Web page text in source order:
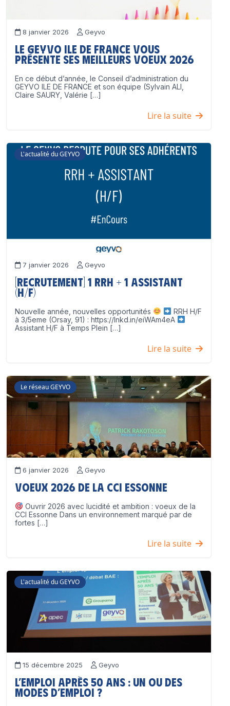
8 janvier 2026 Geyvo
Le GEYVO Ile de France vous
présente ses meilleurs voeux 2026
En ce début d’année, le Conseil d’administration du
GEYVO ILE DE FRANCE et son équipe (Sylvain ALI,
Claire SAURY, Valérie […]
Lire la suite
L'actualité du GEYVO
7 janvier 2026 Geyvo
[Recrutement] 1 RRH + 1 Assistant
(H/F)
Nouvelle année, nouvelles opportunités
RRH H/F
à 3/5eme (Orsay, 91) : https://lnkd.in/eiWAm4eA
Assistant H/F à Temps Plein […]
Lire la suite
Le réseau GEYVO
6 janvier 2026 Geyvo
Voeux 2026 de la CCI Essonne
Ouvrir 2026 avec lucidité et ambition : voeux de la
CCI Essonne Dans un environnement marqué par de
fortes […]
Lire la suite
L'actualité du GEYVO
15 décembre 2025 Geyvo
L’emploi après 50 ans : un ou des
modes d’emploi ?